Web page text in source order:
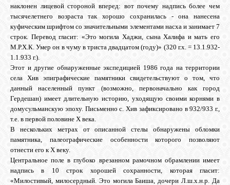
ВИДЕО
МУЗЫКА
САЙТЫ
ОБЪЯВЛЕНИЯ
ОТВЕТЫ
наклонен лицевой стороной вперед: вот почему надпись более чем
тысячелетнего возраста так хорошо сохранилась - она нанесена
куфическим шрифтом со значительными элементами насха и занимает 7
строк. Перевод гласит: «Это могила Хаджи, сына Халифа и мать его
М.Р.Х.К. Умер он в чуму в триста двадцатом (году)» (320 г.х. = 13.1.932-
1.1.933 г.).
Этот и другие обнаруженные экспедицией 1986 года на территории
села Хив эпиграфические памятники свидетельствуют о том, что
данный населенный пункт (возможно, первоначально как город
Гердешан) имеет длительную историю, уходящую своими корнями в
домусульманскую эпоху. Письменно с. Хив зафиксировано в 932/933 г.,
т.е. в первой половине X века.
В нескольких метрах от описанной стелы обнаружены обломки
памятника, палеографические особенности которого позволяют
отнести его к X веку.
Центральное поле в глубоко врезанном рамочном обрамлении имеет
надпись в 10 строк хорошей сохранности, которая гласит:
«Милостивый, милосердный. Это могила Баиша, дочери Л.ш.х.н.р. Да